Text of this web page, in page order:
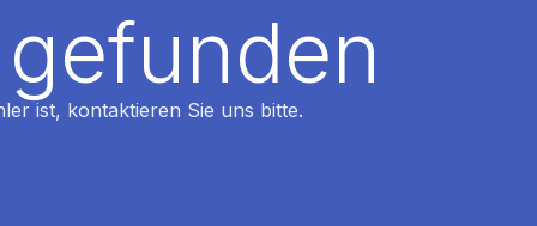
ist, kontaktieren Sie uns bitte.